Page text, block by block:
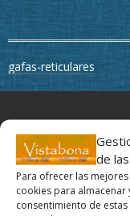
de
Para ofrecer las
cookies para
consentimiento de
de
gafas-reticulares
Un día con mis ojos
El Yoga de los ojos